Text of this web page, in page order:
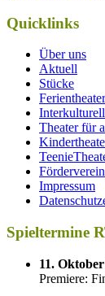
Quicklinks
Über uns
Aktuell
Stücke
Theater für
Förderverein
Impressum
Spieltermine
11.
Premiere: